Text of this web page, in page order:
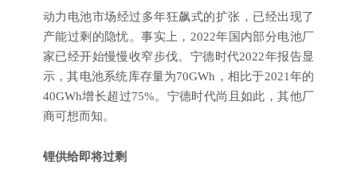
动力电池市场经过多年狂飙式的扩张，已经出现了
产能过剩的隐忧。事实上，2022年国内部分电池厂
家已经开始慢慢收窄步伐。宁德时代2022年报告显
示，其电池系统库存量为70GWh，相比于2021年的
40GWh增长超过75%。宁德时代尚且如此，其他厂
商可想而知。
锂供给即将过剩